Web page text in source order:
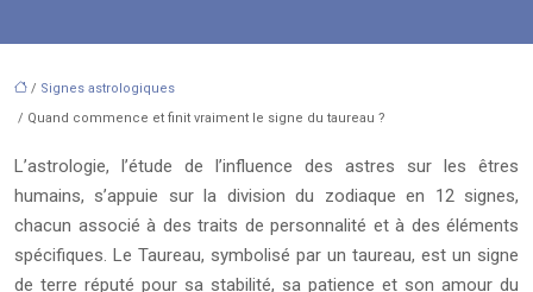
/ Signes astrologiques
/ Quand commence et finit vraiment le signe du taureau ?
L’astrologie, l’étude de l’influence des astres sur les êtres
humains, s’appuie sur la division du zodiaque en 12 signes,
chacun associé à des traits de personnalité et à des éléments
spécifiques. Le Taureau, symbolisé par un taureau, est un signe
de terre réputé pour sa stabilité, sa patience et son amour du